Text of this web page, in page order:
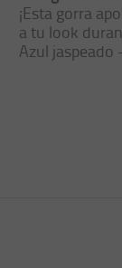
¡Esta gorra
a tu look
Azul jaspeado